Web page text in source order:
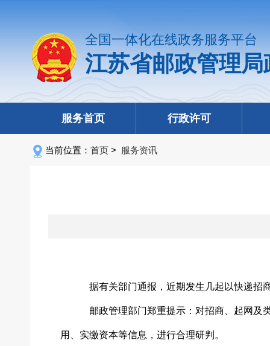
全国一体化在线政务服务平台
江苏省邮政管理
服务首页 行政许可
当前位置： 首页 > 服务资讯
据有关部门通报，近期发生几起以快递招
邮政管理部门郑重提示：对招商、起网及
用、实缴资本等信息，进行合理研判。